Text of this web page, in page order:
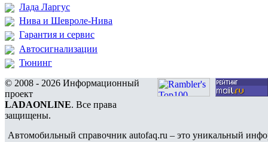
Лада Ларгус
Нива и Шевроле-Нива
Гарантия и сервис
Автосигнализации
Тюнинг
© 2008 - 2026 Информационный
проект
LADAONLINE. Все права
защищены.
Автомобильный справочник autofaq.ru – это уникальный